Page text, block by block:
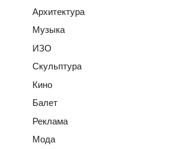
Архитектура
Музыка
ИЗО
Скульптура
Кино
Балет
Реклама
Мода